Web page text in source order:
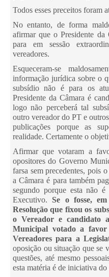
Todos esses preceitos foram
No entanto, de forma
afirmar que o Presidente da
para em sessão
vereadores.
Esqueceram-se
informação jurídica sobre o
subsídio não é para os
Presidente da Câmara é
logo não perceberá tal
outro vereador do PT e
publicações porque as
realidade. Certamente o
Afirmar que votaram a
opositores do Governo
farsa sem precedentes, pois
a Câmara é para também
segundo porque esta não
Executivo. Se o fosse,
Resolução que fixou os
o Vereador e candidato
Municipal votado a
Vereadores para a
oposição ou situação que se
questões, até mesmo
esta matéria é de iniciativa